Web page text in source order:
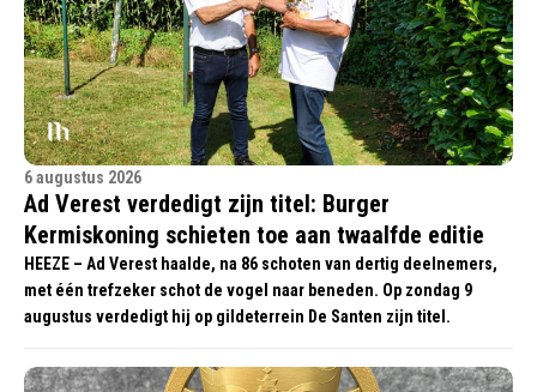
6 augustus 2026
Ad Verest verdedigt zijn titel: Burger
Kermiskoning schieten toe aan twaalfde editie
HEEZE – Ad Verest haalde, na 86 schoten van dertig deelnemers,
met één trefzeker schot de vogel naar beneden. Op zondag 9
augustus verdedigt hij op gildeterrein De Santen zijn titel.